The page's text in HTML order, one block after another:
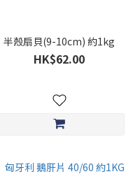
半殼扇貝(9-10cm) 約1kg
HK$62.00